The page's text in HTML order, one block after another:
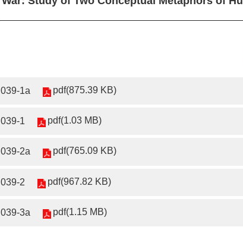
039-1a pdf(875.39 KB)
039-1 pdf(1.03 MB)
039-2a pdf(765.09 KB)
039-2 pdf(967.82 KB)
039-3a pdf(1.15 MB)